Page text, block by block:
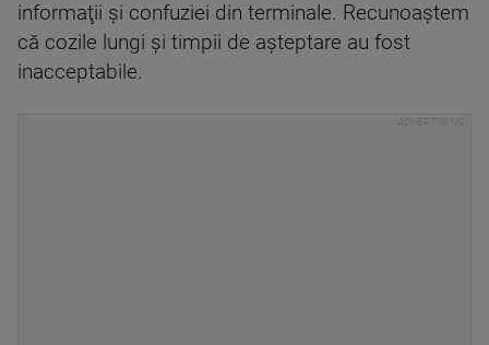
informaţii şi confuziei din terminale. Recunoaştem
că cozile lungi şi timpii de aşteptare au fost
inacceptabile.